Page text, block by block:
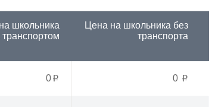
школьника
транспортом
Цена на школьника без
транспорта
0p 0 p